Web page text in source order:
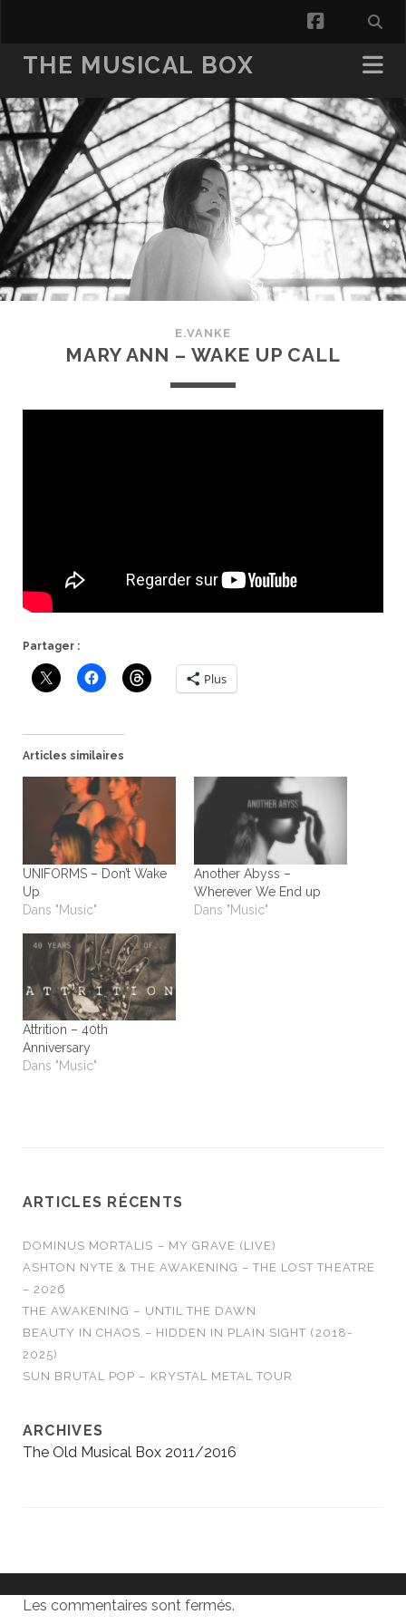
facebook
THE MUSICAL BOX
E.VANKE
MARY ANN – WAKE UP CALL
Partager :
Plus
Articles similaires
UNIFORMS – Don’t Wake
Up
Dans "Music"
Another Abyss –
Wherever We End up
Dans "Music"
Attrition – 40th
Anniversary
Dans "Music"
ARTICLES RÉCENTS
DOMINUS MORTALIS – MY GRAVE (LIVE)
ASHTON NYTE & THE AWAKENING – THE LOST THEATRE
– 2026
THE AWAKENING – UNTIL THE DAWN
BEAUTY IN CHAOS – HIDDEN IN PLAIN SIGHT (2018-
2025)
SUN BRUTAL POP – KRYSTAL METAL TOUR
ARCHIVES
The Old Musical Box 2011/2016
Les commentaires sont fermés.